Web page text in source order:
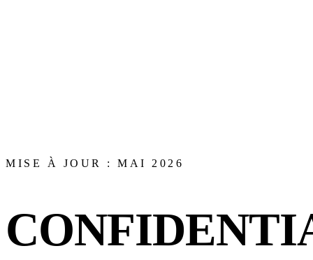
MISE À JOUR : MAI 2026